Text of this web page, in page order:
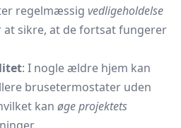
regelmæssig vedligeholdelse
sikre, at de fortsat fungerer
: I nogle ældre hjem kan
brusetermostater uden
kan øge projektets